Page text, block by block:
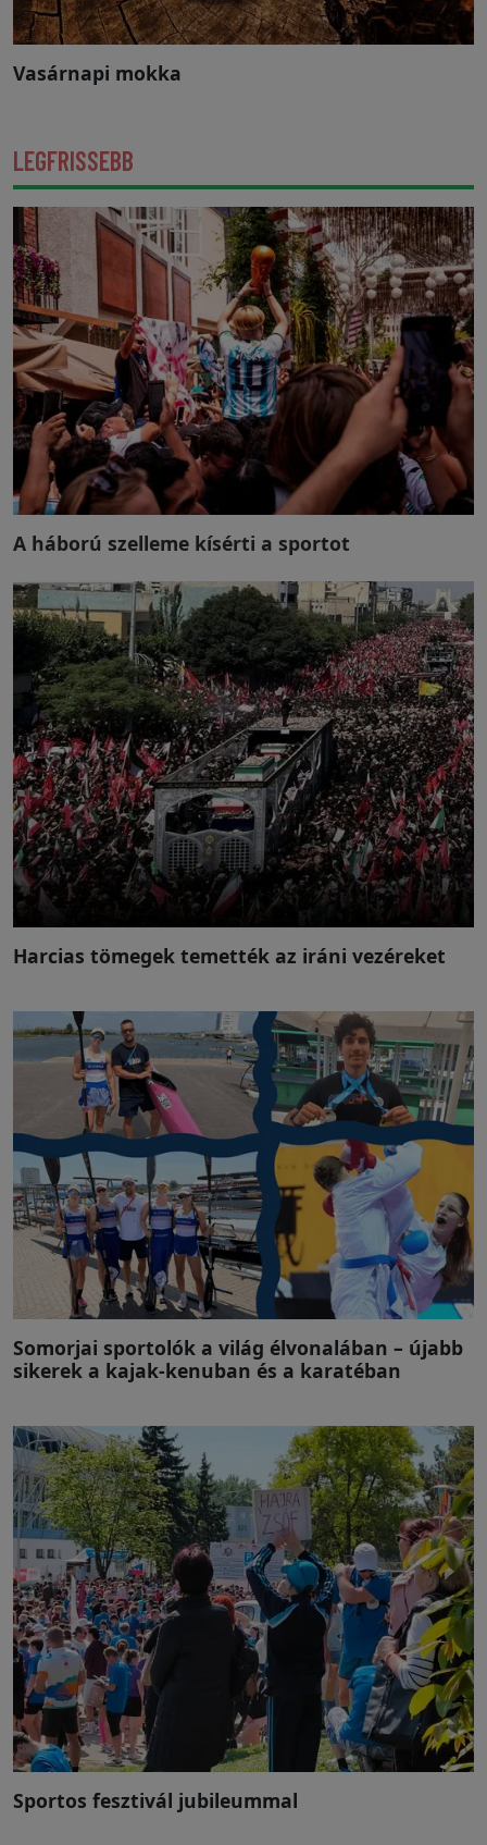
Vasárnapi mokka
LEGFRISSEBB
A háború szelleme kísérti a sportot
Harcias tömegek temették az iráni vezéreket
Somorjai sportolók a világ élvonalában – újabb
sikerek a kajak-kenuban és a karatéban
Sportos fesztivál jubileummal